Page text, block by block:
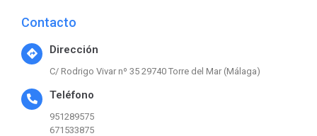
Contacto
Dirección
C/ Rodrigo Vivar nº 35 29740 Torre del Mar (Málaga)
Teléfono
951289575
671533875